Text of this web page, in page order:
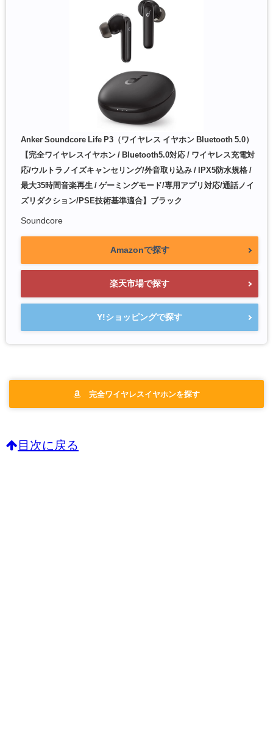
Anker Soundcore Life P3（ワイヤレス イヤホン Bluetooth 5.0）
【完全ワイヤレスイヤホン / Bluetooth5.0対応 / ワイヤレス充電対
応/ウルトラノイズキャンセリング/外音取り込み / IPX5防水規格 /
最大35時間音楽再生 / ゲーミングモード/専用アプリ対応/通話ノイ
ズリダクション/PSE技術基準適合】ブラック
Soundcore
Amazonで探す
楽天市場で探す
Y!ショッピングで探す
完全ワイヤレスイヤホンを探す
目次に戻る